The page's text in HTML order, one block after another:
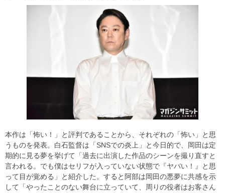
本作は「怖い！」と評判であることから、それぞれの「怖い」と思
うものを発表。白石監督は「SNSでの炎上」と今日的で、岡田は定
期的に見る夢を挙げて「過去に出演した作品のシーンを撮り直すと
言われる。でも僕はセリフが入っていない状態で『ヤバい！』と思
って目が覚める」と紹介した。すると阿部は岡田の悪夢に共感を示
して「やったことのない舞台に立っていて、周りの役者はお客さん